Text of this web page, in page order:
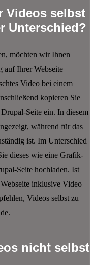
Videos selbst
Unterschied?
möchten wir Ihnen
auf Ihrer Webseite
Video bei einem
kopieren Sie
Seite ein. In diesem
während für das
ist. Im Unterschied
dieses wie eine Grafik-
Seite hochladen. Ist
inklusive Video
Videos selbst zu
nicht selbst